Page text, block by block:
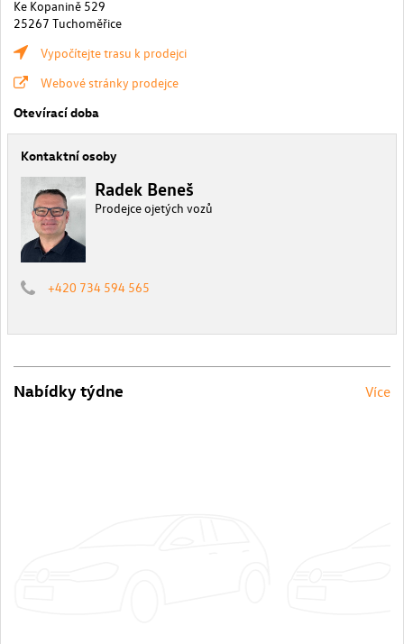
Ke Kopanině 529
25267 Tuchoměřice
Vypočítejte trasu k prodejci
Webové stránky prodejce
Otevírací doba
Kontaktní osoby
Radek Beneš
Prodejce ojetých vozů
+420 734 594 565
Nabídky týdne Více